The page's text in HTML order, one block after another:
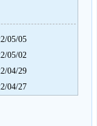
05/05
05/02
04/29
04/27